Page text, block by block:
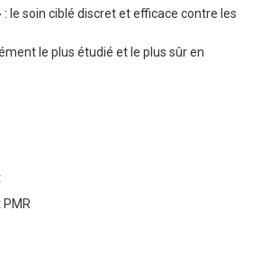
: le soin ciblé discret et efficace contre les
le plus étudié et le plus sûr en